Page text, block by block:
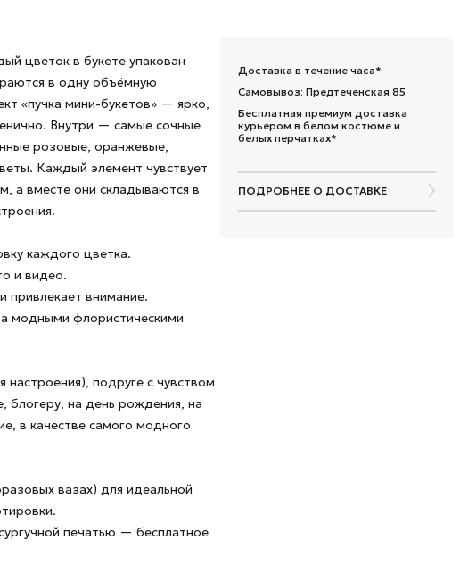
цветок в букете упакован
в одну объёмную
«пучка мини-букетов» — ярко,
Внутри — самые сочные
розовые, оранжевые,
Каждый элемент чувствует
а вместе они складываются в
каждого цветка.
и видео.
привлекает внимание.
модными флористическими
настроения), подруге с чувством
блогеру, на день рождения, на
в качестве самого модного
вазах) для идеальной
печатью — бесплатное
Доставка в течение часа*
Самовывоз: Предтеченская 85
Бесплатная премиум доставка
курьером в белом костюме и
белых перчатках*
ПОДРОБНЕЕ О ДОСТАВКЕ